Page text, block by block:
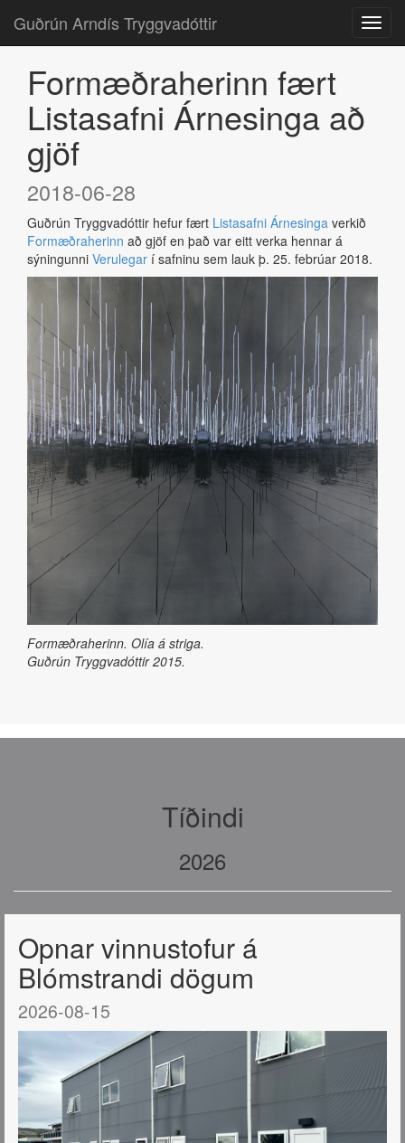
Guðrún Arndís Tryggvadóttir
Formæðraherinn fært
Listasafni Árnesinga að
gjöf
2018-06-28
Guðrún Tryggvadóttir hefur fært Listasafni Árnesinga verkið
Formæðraherinn að gjöf en það var eitt verka hennar á
sýningunni Verulegar í safninu sem lauk þ. 25. febrúar 2018.
Formæðraherinn. Olía á striga.
Guðrún Tryggvadóttir 2015.
Tíðindi
2026
Opnar vinnustofur á
Blómstrandi dögum
2026-08-15